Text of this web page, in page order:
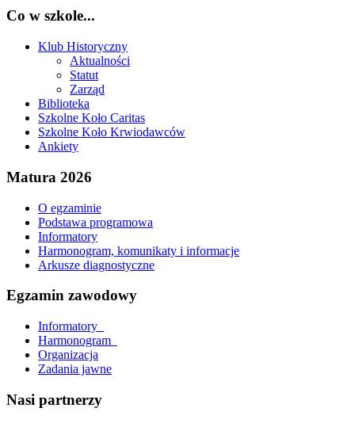
Co w szkole...
Klub Historyczny
Aktualności
Statut
Zarząd
Biblioteka
Szkolne Koło Caritas
Szkolne Koło Krwiodawców
Ankiety
Matura 2026
O egzaminie
Podstawa programowa
Informatory
Harmonogram, komunikaty i informacje
Arkusze diagnostyczne
Egzamin zawodowy
Informatory_
Harmonogram_
Organizacja
Zadania jawne
Nasi partnerzy